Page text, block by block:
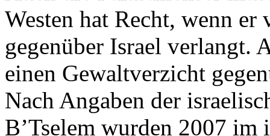
Westen hat Recht, wenn
gegenüber Israel verlangt.
einen Gewaltverzicht
Nach Angaben der
B’Tselem wurden 2007 im